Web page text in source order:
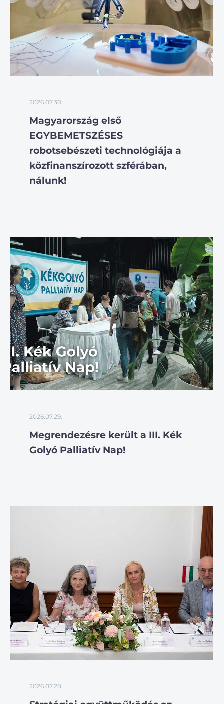
2026.07.30.
Magyarország első
EGYBEMETSZÉSES
robotsebészeti technológiája a
közfinanszírozott szférában,
nálunk!
2026.07.29.
Megrendezésre került a III. Kék
Golyó Palliatív Nap!
2026.07.28.